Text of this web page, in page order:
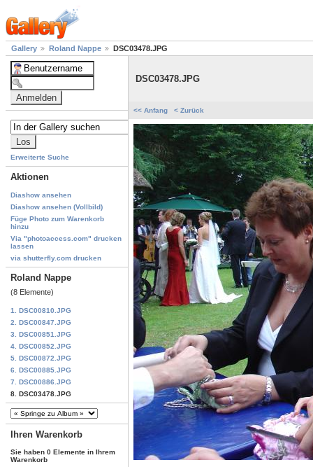
Gallery Roland Nappe DSC03478.JPG
Erweiterte Suche
Aktionen
Diashow ansehen
Diashow ansehen (Vollbild)
Füge Photo zum Warenkorb
hinzu
Via "photoaccess.com" drucken
lassen
via shutterfly.com drucken
Roland Nappe
(8 Elemente)
1. DSC00810.JPG
2. DSC00847.JPG
3. DSC00851.JPG
4. DSC00852.JPG
5. DSC00872.JPG
6. DSC00885.JPG
7. DSC00886.JPG
8. DSC03478.JPG
Ihren Warenkorb
Sie haben 0 Elemente in Ihrem
Warenkorb
DSC03478.JPG
<< Anfang < Zurück